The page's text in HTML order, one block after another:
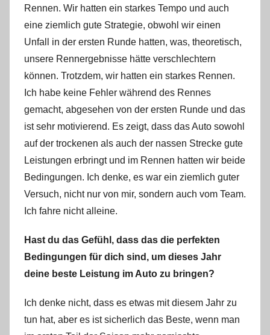
Rennen. Wir hatten ein starkes Tempo und auch
eine ziemlich gute Strategie, obwohl wir einen
Unfall in der ersten Runde hatten, was, theoretisch,
unsere Rennergebnisse hätte verschlechtern
können. Trotzdem, wir hatten ein starkes Rennen.
Ich habe keine Fehler während des Rennes
gemacht, abgesehen von der ersten Runde und das
ist sehr motivierend. Es zeigt, dass das Auto sowohl
auf der trockenen als auch der nassen Strecke gute
Leistungen erbringt und im Rennen hatten wir beide
Bedingungen. Ich denke, es war ein ziemlich guter
Versuch, nicht nur von mir, sondern auch vom Team.
Ich fahre nicht alleine.
Hast du das Gefühl, dass das die perfekten
Bedingungen für dich sind, um dieses Jahr
deine beste Leistung im Auto zu bringen?
Ich denke nicht, dass es etwas mit diesem Jahr zu
tun hat, aber es ist sicherlich das Beste, wenn man